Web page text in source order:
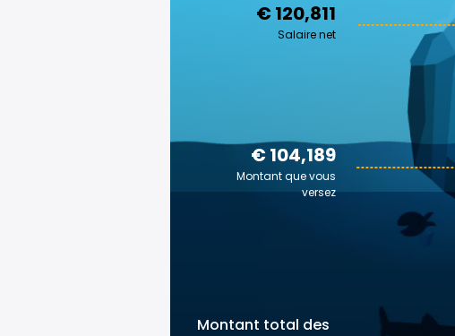
€ 120,811
Salaire net
€ 104,189
Montant que vous
versez
Montant total des